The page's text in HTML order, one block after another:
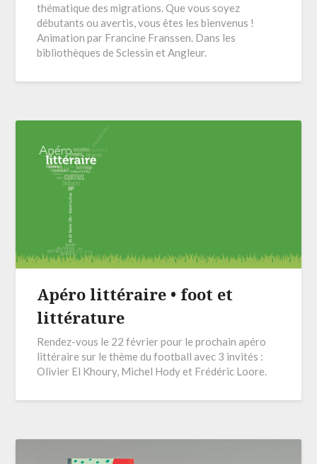
thématique des migrations. Que vous soyez
débutants ou avertis, vous êtes les bienvenus !
Animation par Francine Franssen. Dans les
bibliothèques de Sclessin et Angleur.
Apéro littéraire • foot et
littérature
Rendez-vous le 22 février pour le prochain apéro
littéraire sur le thème du football avec 3 invités :
Olivier El Khoury, Michel Hody et Frédéric Loore.